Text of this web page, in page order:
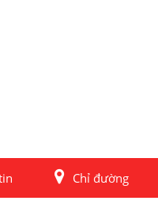
Chỉ đường